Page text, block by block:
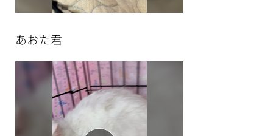
あおた君